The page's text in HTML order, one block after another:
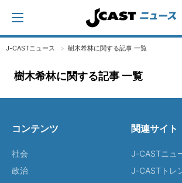
J-CASTニュース 樹木希林に関する記事 一覧
樹木希林に関する記事 一覧
コンテンツ
社会
政治
関連サイト
J-CASTニュ
J-CASTトレ